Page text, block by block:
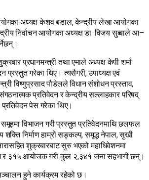
अध्यक्ष केशव बडाल, केन्द्रीय लेखा आयोगका
निर्वाचन आयोगका अध्यक्ष डा. विजय सुब्बाले आ–
प्रधानमन्त्री तथा एमाले अध्यक्ष केपी शर्मा
प्रस्तुत गरेका थिए। त्यसैगरी, उपाध्यक्ष एवं
विष्णुप्रसाद पौडेलले विधान संशोधन प्रस्ताव,
प्रतिवेदन र केन्द्रीय सल्लाहकार परिषद्
प्रतिवेदन पेस गरेका थिए।
विभाजन गरी प्रस्तुत प्रतिवेदनमाथि छलफल
शक्ति निर्माण हाम्रो सङ्कल्प, समृद्ध नेपाल, सुखी
शुक्रबारबाट सुरु भएको महाधिवेशनमा
र ३१५ आयोजक गरी कुल २,३४१ जना सहभागी छन्।
हुने कार्यक्रम रहेको छ।